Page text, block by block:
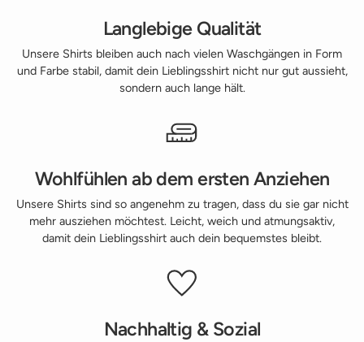
Langlebige Qualität
Unsere Shirts bleiben auch nach vielen Waschgängen in Form
und Farbe stabil, damit dein Lieblingsshirt nicht nur gut aussieht,
sondern auch lange hält.
Wohlfühlen ab dem ersten Anziehen
Unsere Shirts sind so angenehm zu tragen, dass du sie gar nicht
mehr ausziehen möchtest. Leicht, weich und atmungsaktiv,
damit dein Lieblingsshirt auch dein bequemstes bleibt.
Nachhaltig & Sozial